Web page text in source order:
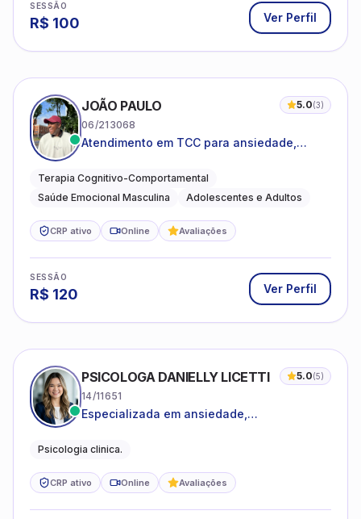
SESSÃO
R$ 100 Ver Perfil
JOÃO PAULO 5.0(3)
06/213068
Atendimento em TCC para ansiedade,
emocional
Terapia Cognitivo-Comportamental
Saúde Emocional Masculina
Adolescentes e Adultos
CRP ativo Online Avaliações
SESSÃO
R$ 120 Ver Perfil
PSICOLOGA DANIELLY LICETTI 5.0(5)
14/11651
Especializada em ansiedade,
Psicologia clinica.
CRP ativo Online Avaliações